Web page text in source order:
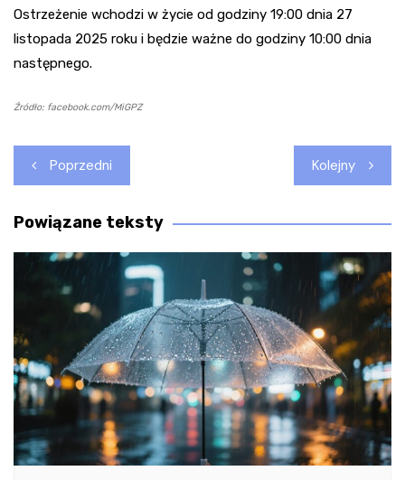
Ostrzeżenie wchodzi w życie od godziny 19:00 dnia 27
listopada 2025 roku i będzie ważne do godziny 10:00 dnia
następnego.
Źródło: facebook.com/MiGPZ
Nawigacja
wpisu
Poprzedni Kolejny
Powiązane teksty